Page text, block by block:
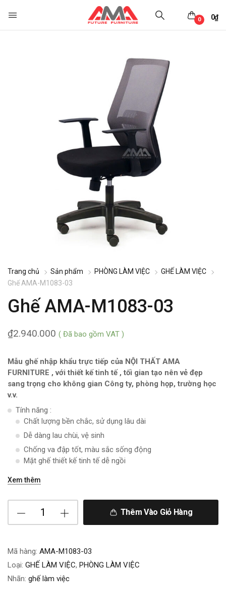
0₫
0
Trang chủ Sản phẩm PHÒNG LÀM VIỆC
GHẾ LÀM VIỆC
Ghế AMA-M1083-03
Ghế AMA-M1083-03
2.940.000
₫ ( Đã bao gồm VAT )
Mẫu ghế nhập khẩu trực tiếp của NỘI THẤT AMA
FURNITURE , với thiết kế tinh tế , tối gian tạo nên vẻ đẹp
sang trọng cho không gian Công ty, phòng họp, trường học
v.v.
Tính năng :
Chất lượng bền chắc, sử dụng lâu dài
Dễ dàng lau chùi, vệ sinh
Chống va đập tốt, màu sắc sống động
Mặt ghế thiết kế tinh tế dễ ngồi
Xem thêm
Thêm Vào Giỏ Hàng
Mã hàng: AMA-M1083-03
Loại: GHẾ LÀM VIỆC, PHÒNG LÀM VIỆC
Nhãn: ghế làm việc